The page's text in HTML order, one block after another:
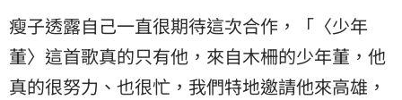
瘦子透露自己一直很期待這次合作，「〈少年
董〉這首歌真的只有他，來自木柵的少年董，他
真的很努力、也很忙，我們特地邀請他來高雄，